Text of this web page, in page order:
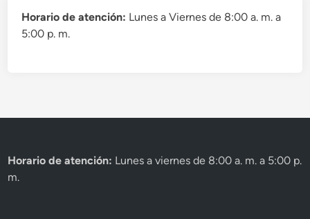
Horario de atención: Lunes a Viernes de 8:00 a. m. a
5:00 p. m.
Horario de atención: Lunes a viernes de 8:00 a. m. a 5:00 p.
m.